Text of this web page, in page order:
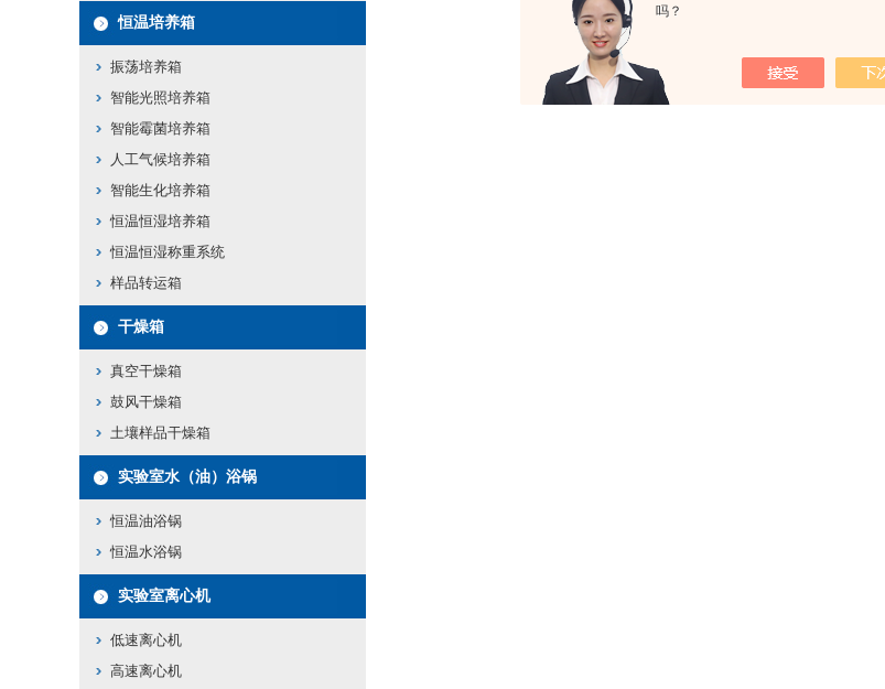
吗？
恒温培养箱
振荡培养箱
智能光照培养箱
智能霉菌培养箱
人工气候培养箱
智能生化培养箱
恒温恒湿培养箱
恒温恒湿称重系统
样品转运箱
干燥箱
真空干燥箱
鼓风干燥箱
土壤样品干燥箱
实验室水（油）浴锅
恒温油浴锅
恒温水浴锅
实验室离心机
低速离心机
高速离心机